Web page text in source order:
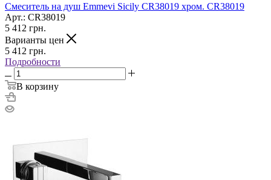
Смеситель на душ Emmevi Sicily CR38019 хром. CR38019
Арт.: CR38019
5 412 грн.
Варианты цен
5 412 грн.
Подробности
В корзину